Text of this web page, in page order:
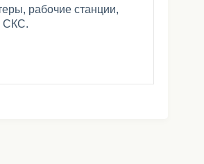
рабочие станции,
СКС.